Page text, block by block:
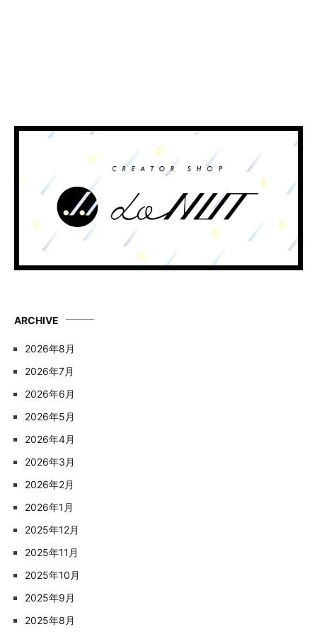
ARCHIVE
2026年8月
2026年7月
2026年6月
2026年5月
2026年4月
2026年3月
2026年2月
2026年1月
2025年12月
2025年11月
2025年10月
2025年9月
2025年8月